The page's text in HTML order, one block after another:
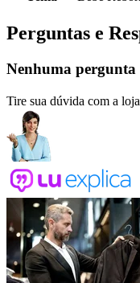
Perguntas e
Nenhuma
Tire sua dúvida com a